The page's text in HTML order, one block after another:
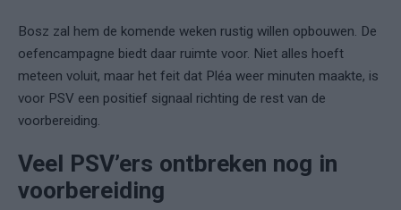
Bosz zal hem de komende weken rustig willen opbouwen. De
oefencampagne biedt daar ruimte voor. Niet alles hoeft
meteen voluit, maar het feit dat Pléa weer minuten maakte, is
voor PSV een positief signaal richting de rest van de
voorbereiding.
Veel PSV’ers ontbreken nog in
voorbereiding